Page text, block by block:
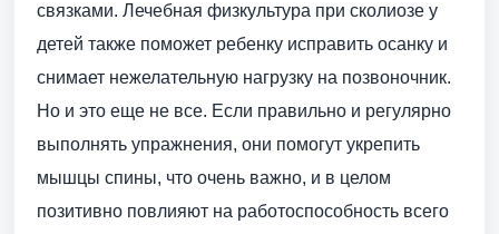
связками. Лечебная физкультура при сколиозе у
детей также поможет ребенку исправить осанку и
снимает нежелательную нагрузку на позвоночник.
Но и это еще не все. Если правильно и регулярно
выполнять упражнения, они помогут укрепить
мышцы спины, что очень важно, и в целом
позитивно повлияют на работоспособность всего